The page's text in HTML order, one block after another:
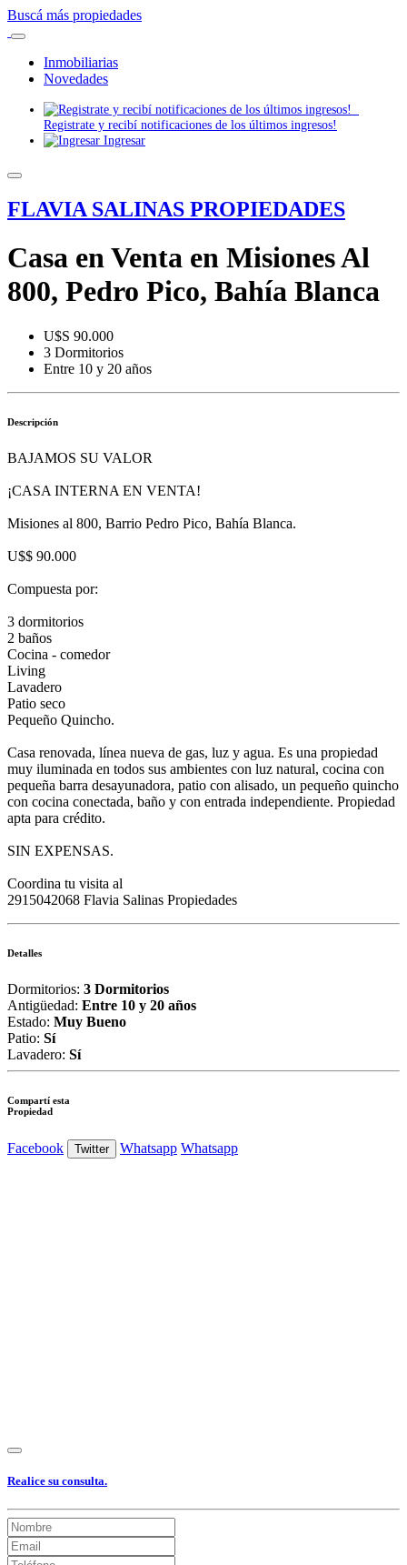
Buscá más propiedades
Inmobiliarias
Novedades
Registrate y recibí notificaciones de los últimos ingresos!
Ingresar
FLAVIA SALINAS PROPIEDADES
Casa en Venta en Misiones Al
800, Pedro Pico, Bahía Blanca
U$S 90.000
3 Dormitorios
Entre 10 y 20 años
Descripción
BAJAMOS SU VALOR
¡CASA INTERNA EN VENTA!
Misiones al 800, Barrio Pedro Pico, Bahía Blanca.
U$$ 90.000
Compuesta por:
3 dormitorios
2 baños
Cocina - comedor
Living
Lavadero
Patio seco
Pequeño Quincho.
Casa renovada, línea nueva de gas, luz y agua. Es una propiedad
muy iluminada en todos sus ambientes con luz natural, cocina con
pequeña barra desayunadora, patio con alisado, un pequeño quincho
con cocina conectada, baño y con entrada independiente. Propiedad
apta para crédito.
SIN EXPENSAS.
Coordina tu visita al
2915042068 Flavia Salinas Propiedades
Detalles
Dormitorios: 3 Dormitorios
Antigüedad: Entre 10 y 20 años
Estado: Muy Bueno
Patio: Sí
Lavadero: Sí
Compartí esta
Propiedad
Facebook Twitter Whatsapp Whatsapp
Realice su consulta.